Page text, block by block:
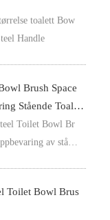
toalett Bow
Handle
Brush Space
Stående Toalett
Toilet Bowl Br
av ståen
Toilet Bowl Brus